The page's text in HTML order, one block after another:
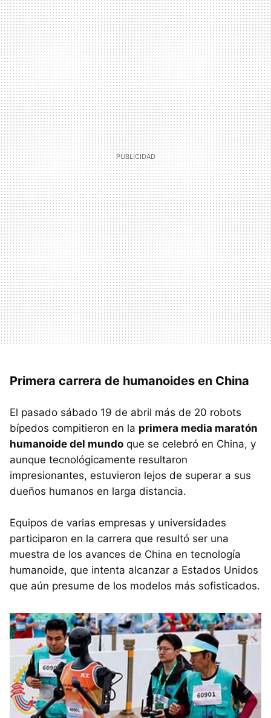
Primera carrera de humanoides en China
El pasado sábado 19 de abril más de 20 robots
bípedos compitieron en la primera media maratón
humanoide del mundo que se celebró en China, y
aunque tecnológicamente resultaron
impresionantes, estuvieron lejos de superar a sus
dueños humanos en larga distancia.
Equipos de varias empresas y universidades
participaron en la carrera que resultó ser una
muestra de los avances de China en tecnología
humanoide, que intenta alcanzar a Estados Unidos
que aún presume de los modelos más sofisticados.